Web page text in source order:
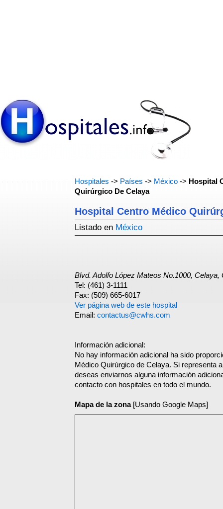
Hospitales -> Países -> México -> Hospital
Quirúrgico De Celaya
Hospital Centro Médico
Listado en México
Blvd. Adolfo López Mateos No.1000,
Tel: (461) 3-1111
Fax: (509) 665-6017
Ver página web de este hospital
Email: contactus@cwhs.com
Información adicional:
No hay información adicional ha sido
Médico Quirúrgico de Celaya. Si representa
deseas enviarnos alguna información
contacto con hospitales en todo el mundo.
Mapa de la zona[Usando Google Maps]